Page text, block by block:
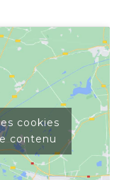
cookies
contenu